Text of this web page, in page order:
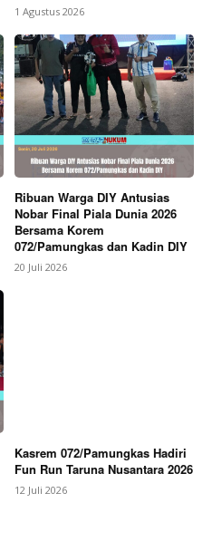
1 Agustus 2026
Ribuan Warga DIY Antusias
Nobar Final Piala Dunia 2026
Bersama Korem
072/Pamungkas dan Kadin DIY
20 Juli 2026
Kasrem 072/Pamungkas Hadiri
Fun Run Taruna Nusantara 2026
12 Juli 2026